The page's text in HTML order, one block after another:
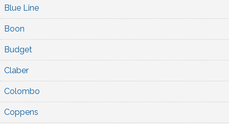
Blue Line
Boon
Budget
Claber
Colombo
Coppens